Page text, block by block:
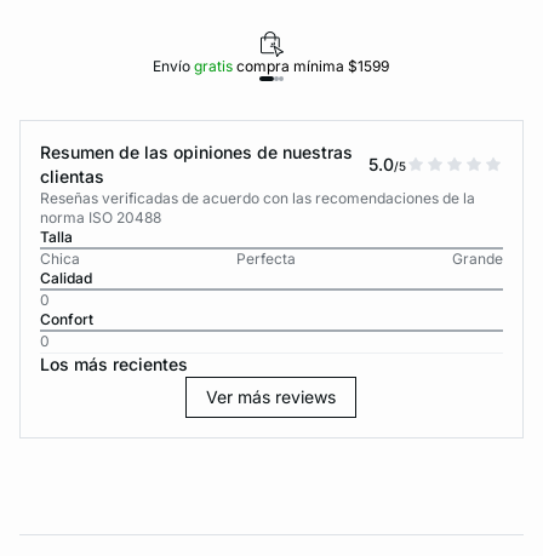
Envíogratiscompra mínima $1599
Resumen de las opiniones de nuestras
clientas
5.0/5
Reseñas verificadas de acuerdo con las recomendaciones de la
norma ISO 20488
Talla
Chica
Perfecta
Grande
Calidad
0
Confort
0
Los más recientes
Ver más reviews